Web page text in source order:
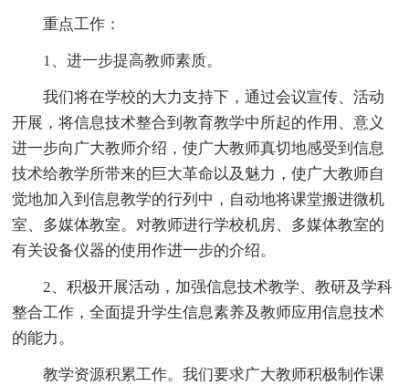
重点工作：
1、进一步提高教师素质。
我们将在学校的大力支持下，通过会议宣传、活动
开展，将信息技术整合到教育教学中所起的作用、意义
进一步向广大教师介绍，使广大教师真切地感受到信息
技术给教学所带来的巨大革命以及魅力，使广大教师自
觉地加入到信息教学的行列中，自动地将课堂搬进微机
室、多媒体教室。对教师进行学校机房、多媒体教室的
有关设备仪器的使用作进一步的介绍。
2、积极开展活动，加强信息技术教学、教研及学科
整合工作，全面提升学生信息素养及教师应用信息技术
的能力。
教学资源积累工作。我们要求广大教师积极制作课